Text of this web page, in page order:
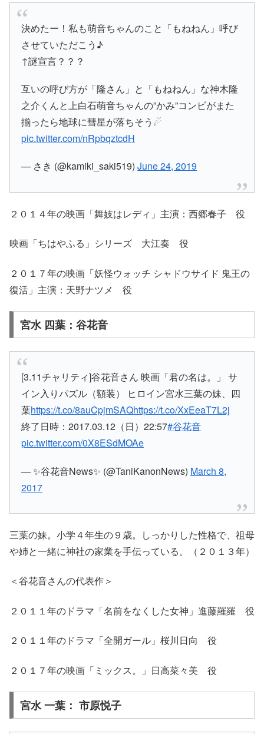
決めたー！私も萌音ちゃんのこと「もねねん」呼び
させていただこう♪
↑謎宣言？？？
互いの呼び方が「隆さん」と「もねねん」な神木隆
之介くんと上白石萌音ちゃんの”かみ”コンビがまた
揃ったら地球に彗星が落ちそう☄
pic.twitter.com/nRpbqztcdH
— さき (@kamiki_saki519)June 24, 2019
２０１４年の映画「舞妓はレディ」主演：西郷春子 役
映画「ちはやふる」シリーズ 大江奏 役
２０１７年の映画「妖怪ウォッチ シャドウサイド 鬼王の
復活」主演：天野ナツメ 役
宮水 四葉：谷花音
[3.11チャリティ]谷花音さん 映画「君の名は。」 サ
イン入りパズル（額装） ヒロイン宮水三葉の妹、四
葉https://t.co/8auCpjmSAQhttps://t.co/XxEeaT7L2j
終了日時：2017.03.12（日）22:57#谷花音
pic.twitter.com/0X8ESdMOAe
— ✨谷花音News✨ (@TaniKanonNews) March 8,
2017
三葉の妹。小学４年生の９歳。しっかりした性格で、祖母
や姉と一緒に神社の家業を手伝っている。（２０１３年）
＜谷花音さんの代表作＞
２０１１年のドラマ「名前をなくした女神」進藤羅羅 役
２０１１年のドラマ「全開ガール」桜川日向 役
２０１７年の映画「ミックス。」日高菜々美 役
宮水 一葉： 市原悦子